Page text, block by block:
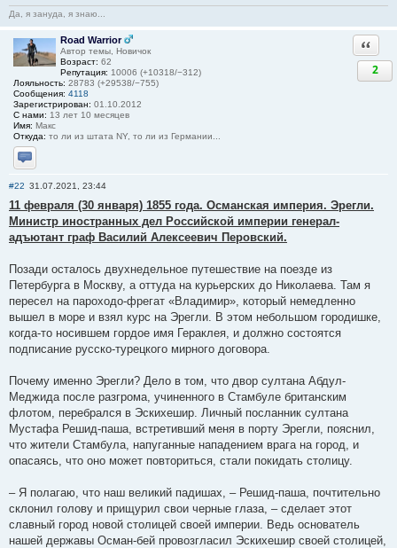
Да, я зануда, я знаю...
Road Warrior
Автор темы, Новичок
Возраст: 62
Репутация: 10006 (+10318/−312)
Лояльность: 28783 (+29538/−755)
Сообщения: 4118
Зарегистрирован: 01.10.2012
С нами: 13 лет 10 месяцев
Имя: Макс
Откуда: то ли из штата NY, то ли из Германии...
Отправить личное сообщение
2
#22 31.07.2021, 23:44
11 февраля (30 января) 1855 года. Османская империя. Эрегли.
Министр иностранных дел Российской империи генерал-
адъютант граф Василий Алексеевич Перовский.
Позади осталось двухнедельное путешествие на поезде из
Петербурга в Москву, а оттуда на курьерских до Николаева. Там я
пересел на пароходо-фрегат «Владимир», который немедленно
вышел в море и взял курс на Эрегли. В этом небольшом городишке,
когда-то носившем гордое имя Гераклея, и должно состоятся
подписание русско-турецкого мирного договора.
Почему именно Эрегли? Дело в том, что двор султана Абдул-
Меджида после разгрома, учиненного в Стамбуле британским
флотом, перебрался в Эскихешир. Личный посланник султана
Мустафа Решид-паша, встретивший меня в порту Эрегли, пояснил,
что жители Стамбула, напуганные нападением врага на город, и
опасаясь, что оно может повториться, стали покидать столицу.
– Я полагаю, что наш великий падишах, – Решид-паша, почтительно
склонил голову и прищурил свои черные глаза, – сделает этот
славный город новой столицей своей империи. Ведь основатель
нашей державы Осман-бей провозгласил Эскихешир своей столицей,